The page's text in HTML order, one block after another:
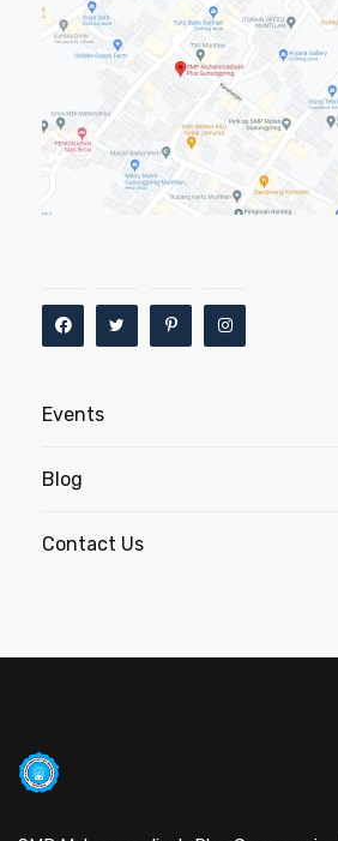
Events
Blog
Contact Us